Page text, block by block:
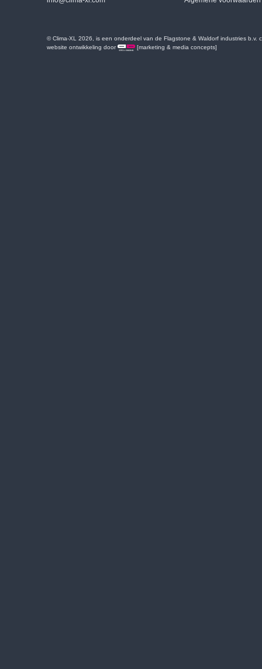
© Clima-XL 2026, is een onderdeel van de Flagstone & Waldorf industries b.v.
website ontwikkeling door
[marketing & media concepts]